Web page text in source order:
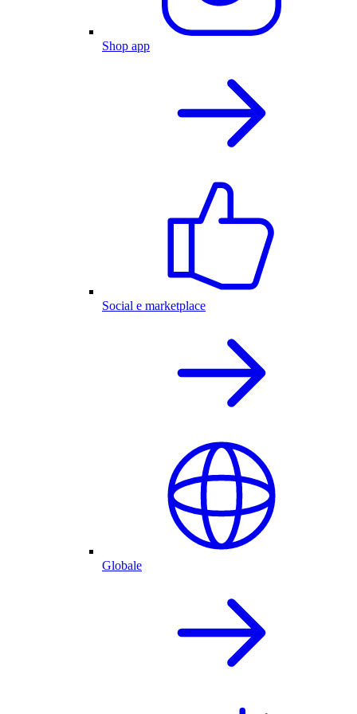
Shop app
Social e marketplace
Globale